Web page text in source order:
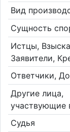
Вид
Сущность
Истцы,
Заявители,
Ответчики,
Другие лица,
участвующие
Судья